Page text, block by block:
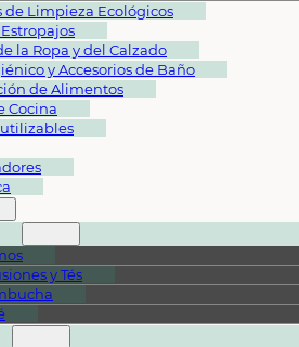
de Limpieza Ecológicos
la Ropa y del Calzado
y Accesorios de Baño
de Alimentos
Cocina
y Tés